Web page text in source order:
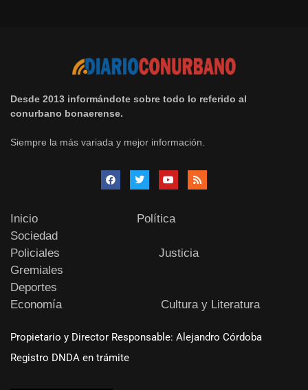
Desde 2013 informándote sobre todo lo referido al
conurbano bonaerense.
Siempre la más variada y mejor información.
Inicio
Política
Sociedad
Policiales
Justicia
Gremiales
Deportes
Economía
Cultura y Literatura
Propietario y Director Responsable: Alejandro Córdoba
Registro DNDA en trámite